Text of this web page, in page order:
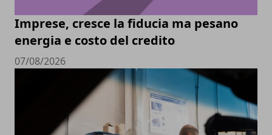
Imprese, cresce la fiducia ma pesano
energia e costo del credito
07/08/2026